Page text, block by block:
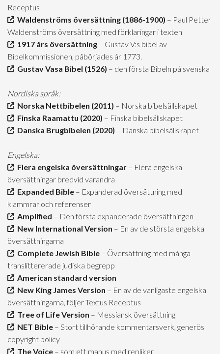
Receptus
Waldenströms översättning (1886-1900) – Paul Petter
Waldenströms översättning med förklaringar i texten
1917 års översättning – Gustav V:s bibel av
Bibelkommissionen, påbörjades år 1773.
Gustav Vasa Bibel (1526) – den första Bibeln på svenska
Nordiska språk:
Norska Nettbibelen (2011) – Norska bibelsällskapet
Finska Raamattu (2020) – Finska bibelsällskapet
Danska Brugbibelen (2020) – Danska bibelsällskapet
Engelska:
Flera engelska översättningar – Flera engelska
översättningar bredvid varandra
Expanded Bible – Expanderad översättning med
klammrar och referenser
Amplified – Den första expanderade översättningen
New International Version – En av de största engelska
översättningarna
Complete Jewish Bible – Översättning med många
translittererade judiska begrepp
American standard version
New King James Version – En av de vanligaste engelska
översättningarna, följer Textus Receptus
Tree of Life Version – Messiansk översättning
NET Bible – Stort tillhörande kommentarsverk, generös
copyright policy
The Voice – som ett manus med repliker